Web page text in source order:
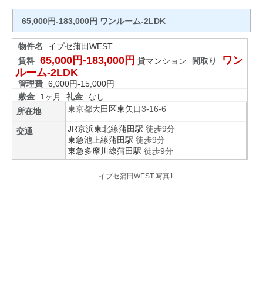
65,000円-183,000円 ワンルーム-2LDK
物件名
イプセ蒲田WEST
賃料 65,000円-183,000円 貸マンション 間取り
ワン
ルーム-2LDK
管理費 6,000円-15,000円
敷金
1ヶ月 礼金
なし
所在地
東京都大田区東矢口3-16-6
交通 JR京浜東北線蒲田駅 徒歩9分
東急池上線蒲田駅 徒歩9分
東急多摩川線蒲田駅 徒歩9分